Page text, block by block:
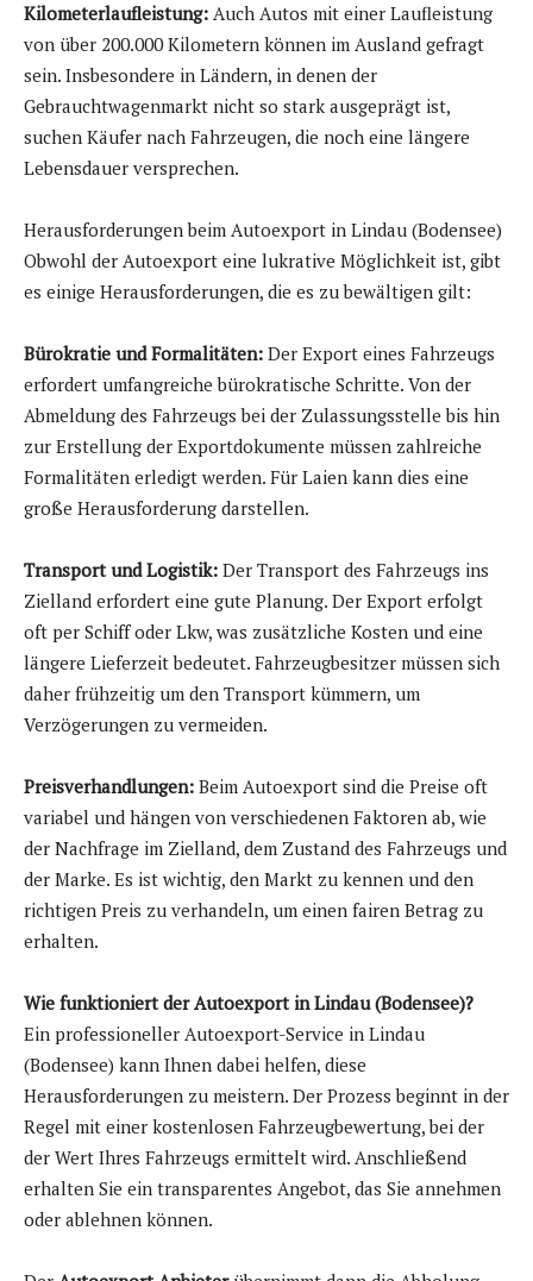
Kilometerlaufleistung: Auch Autos mit einer Laufleistung
von über 200.000 Kilometern können im Ausland gefragt
sein. Insbesondere in Ländern, in denen der
Gebrauchtwagenmarkt nicht so stark ausgeprägt ist,
suchen Käufer nach Fahrzeugen, die noch eine längere
Lebensdauer versprechen.
Herausforderungen beim Autoexport in Lindau (Bodensee)
Obwohl der Autoexport eine lukrative Möglichkeit ist, gibt
es einige Herausforderungen, die es zu bewältigen gilt:
Bürokratie und Formalitäten: Der Export eines Fahrzeugs
erfordert umfangreiche bürokratische Schritte. Von der
Abmeldung des Fahrzeugs bei der Zulassungsstelle bis hin
zur Erstellung der Exportdokumente müssen zahlreiche
Formalitäten erledigt werden. Für Laien kann dies eine
große Herausforderung darstellen.
Transport und Logistik: Der Transport des Fahrzeugs ins
Zielland erfordert eine gute Planung. Der Export erfolgt
oft per Schiff oder Lkw, was zusätzliche Kosten und eine
längere Lieferzeit bedeutet. Fahrzeugbesitzer müssen sich
daher frühzeitig um den Transport kümmern, um
Verzögerungen zu vermeiden.
Preisverhandlungen: Beim Autoexport sind die Preise oft
variabel und hängen von verschiedenen Faktoren ab, wie
der Nachfrage im Zielland, dem Zustand des Fahrzeugs und
der Marke. Es ist wichtig, den Markt zu kennen und den
richtigen Preis zu verhandeln, um einen fairen Betrag zu
erhalten.
Wie funktioniert der Autoexport in Lindau (Bodensee)?
Ein professioneller Autoexport-Service in Lindau
(Bodensee) kann Ihnen dabei helfen, diese
Herausforderungen zu meistern. Der Prozess beginnt in der
Regel mit einer kostenlosen Fahrzeugbewertung, bei der
der Wert Ihres Fahrzeugs ermittelt wird. Anschließend
erhalten Sie ein transparentes Angebot, das Sie annehmen
oder ablehnen können.